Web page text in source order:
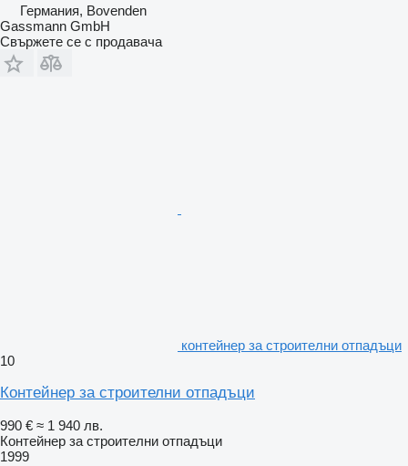
Германия, Bovenden
Gassmann GmbH
Свържете се с продавача
контейнер за строителни отпадъци
10
Контейнер за строителни отпадъци
990 € ≈ 1 940 лв.
Контейнер за строителни отпадъци
1999